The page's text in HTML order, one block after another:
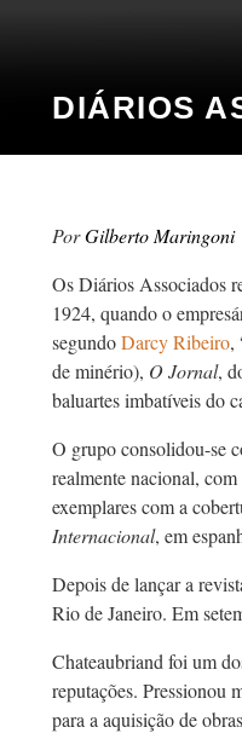
DIÁRIOS
Gilberto Maringoni
Os Diários Associados
1924, quando o
segundoDarcy Ribeiro,
de minério), O Jornal,
baluartes imbatíveis do
O grupo consolidou-se
realmente nacional,
exemplares com a
Internacional, em
Depois de lançar a
Rio de Janeiro. Em
Chateaubriand foi um
reputações. Pressionou
para a aquisição de